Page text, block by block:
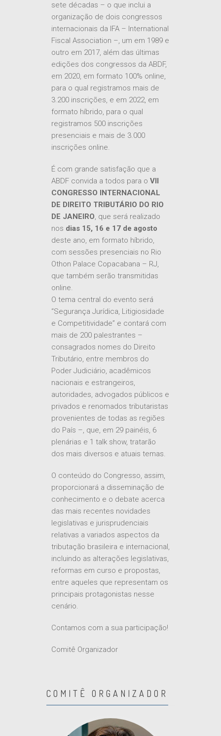
sete décadas – o que inclui a
organização de dois congressos
internacionais da IFA – International
Fiscal Association –, um em 1989 e
outro em 2017, além das últimas
edições dos congressos da ABDF,
em 2020, em formato 100% online,
para o qual registramos mais de
3.200 inscrições, e em 2022, em
formato híbrido, para o qual
registramos 500 inscrições
presenciais e mais de 3.000
inscrições online.
É com grande satisfação que a
ABDF convida a todos para o VII
CONGRESSO INTERNACIONAL
DE DIREITO TRIBUTÁRIO DO RIO
DE JANEIRO, que será realizado
nos dias 15, 16 e 17 de agosto
deste ano, em formato híbrido,
com sessões presenciais no Rio
Othon Palace Copacabana – RJ,
que também serão transmitidas
online.
O tema central do evento será
“Segurança Jurídica, Litigiosidade
e Competitividade” e contará com
mais de 200 palestrantes –
consagrados nomes do Direito
Tributário, entre membros do
Poder Judiciário, acadêmicos
nacionais e estrangeiros,
autoridades, advogados públicos e
privados e renomados tributaristas
provenientes de todas as regiões
do País –, que, em 29 painéis, 6
plenárias e 1 talk show, tratarão
dos mais diversos e atuais temas.
O conteúdo do Congresso, assim,
proporcionará a disseminação de
conhecimento e o debate acerca
das mais recentes novidades
legislativas e jurisprudenciais
relativas a variados aspectos da
tributação brasileira e internacional,
incluindo as alterações legislativas,
reformas em curso e propostas,
entre aqueles que representam os
principais protagonistas nesse
cenário.
Contamos com a sua participação!
Comitê Organizador
COMITÊ ORGANIZADOR